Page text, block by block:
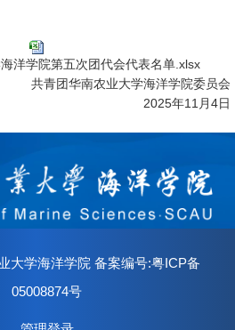
洋学院第五次团代会代表名单.xlsx
共青团华南农业大学海洋学院委员会
2025年11月4日
大学海洋学院 备案编号:粤ICP备
05008874号